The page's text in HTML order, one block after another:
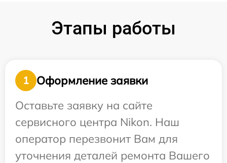
Этапы работы
1
Оформление заявки
Оставьте заявку на сайте
сервисного центра Nikon. Наш
оператор перезвонит Вам для
уточнения деталей ремонта Вашего